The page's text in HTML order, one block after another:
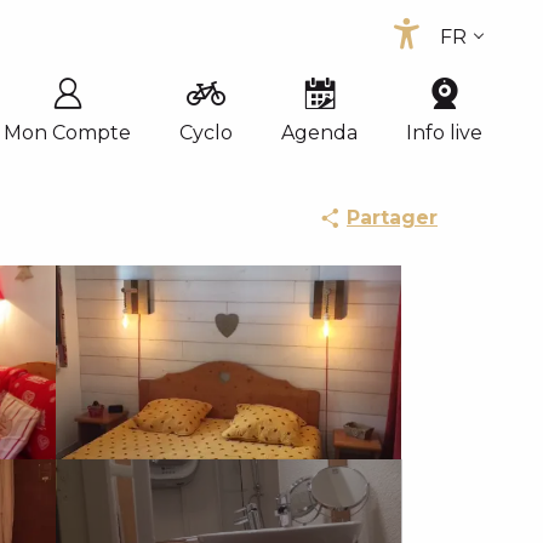
FR
EN
ES
Mon Compte Cyclo Agenda Info live
Partager